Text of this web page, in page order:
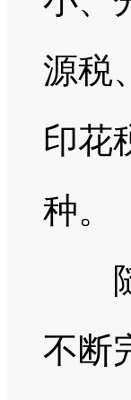
源税
印花
种。
随
不断